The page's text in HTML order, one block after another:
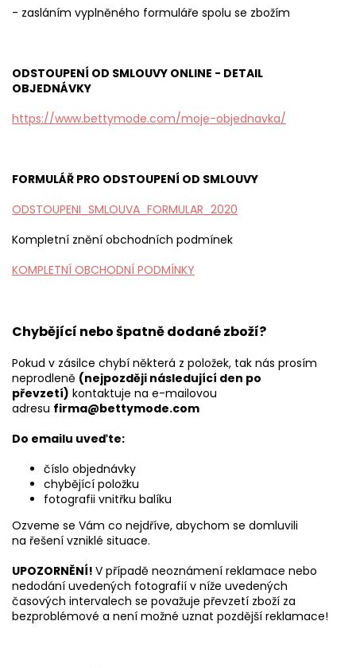
- zasláním vyplněného formuláře spolu se zbožím
ODSTOUPENÍ OD SMLOUVY ONLINE - DETAIL
OBJEDNÁVKY
https://www.bettymode.com/moje-objednavka/
FORMULÁŘ PRO ODSTOUPENÍ OD SMLOUVY
ODSTOUPENI_SMLOUVA_FORMULAR_2020
Kompletní znění obchodních podmínek
KOMPLETNÍ OBCHODNÍ PODMÍNKY
Chybějící nebo špatně dodané zboží?
Pokud v zásilce chybí některá z položek, tak nás prosím
neprodleně (nejpozději následující den po
převzetí) kontaktuje na e-mailovou
adresu firma@bettymode.com
Do emailu uveďte:
číslo objednávky
chybějící položku
fotografii vnitřku balíku
Ozveme se Vám co nejdříve, abychom se domluvili
na řešení vzniklé situace.
UPOZORNĚNÍ! V případě neoznámení reklamace nebo
nedodání uvedených fotografií v níže uvedených
časových intervalech se považuje převzetí zboží za
bezproblémové a není možné uznat pozdější reklamace!